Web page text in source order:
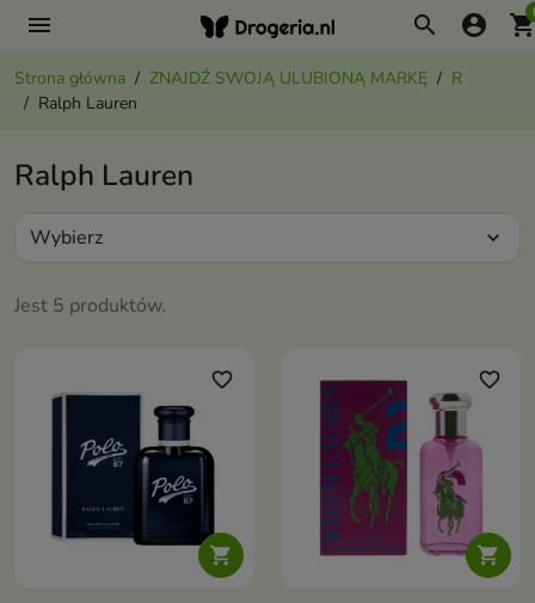
menu search account_circle
Strona główna ZNAJDŹ SWOJĄ ULUBIONĄ MARKĘ
R
Ralph Lauren
Ralph Lauren
Jest 5 produktów.
Wybierz expand_more

favorite_border

favorite_border